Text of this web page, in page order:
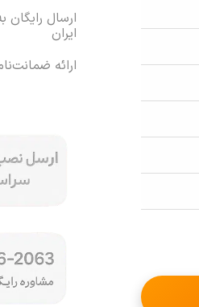
ارسال رایگان
ایران
ارائه